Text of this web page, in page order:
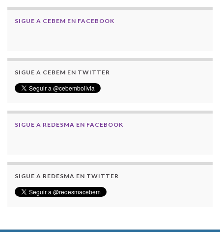
SIGUE A CEBEM EN FACEBOOK
SIGUE A CEBEM EN TWITTER
SIGUE A REDESMA EN FACEBOOK
SIGUE A REDESMA EN TWITTER